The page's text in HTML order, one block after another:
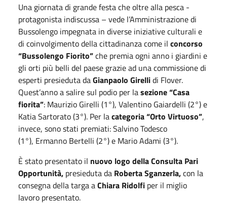
Una giornata di grande festa che oltre alla pesca -
protagonista indiscussa – vede l’Amministrazione di
Bussolengo impegnata in diverse iniziative culturali e
di coinvolgimento della cittadinanza come il concorso
“Bussolengo Fiorito”che premia ogni anno i giardini e
gli orti più belli del paese grazie ad una commissione di
esperti presieduta daGianpaolo Girellidi Flover.
Quest’anno a salire sul podio per lasezione “Casa
fiorita”: Maurizio Girelli (1°), Valentino Gaiardelli (2°) e
Katia Sartorato (3°). Per lacategoria “Orto Virtuoso”,
invece, sono stati premiati: Salvino Todesco
(1°), Ermanno Bertelli (2°) e Mario Adami (3°).
È stato presentato il nuovo logo della Consulta Pari
Opportunità, presieduta da Roberta Sganzerla,con la
consegna della targa aChiara Ridolfi per il miglio
lavoro presentato.